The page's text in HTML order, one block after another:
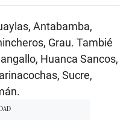
Antabamba,
Grau. Tambié
Huanca Sancos,
Sucre,